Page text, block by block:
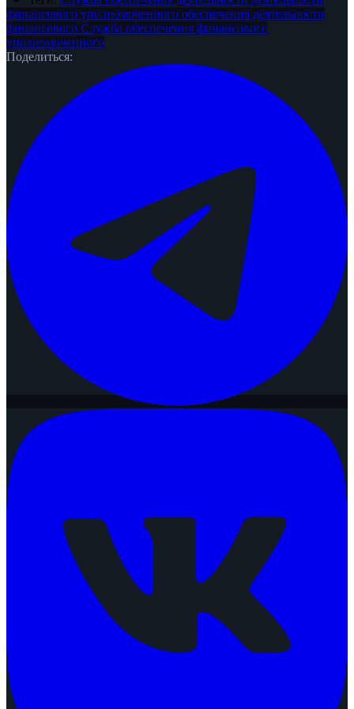
финансового уполномоченного обеспечения деятельности
финансового Служба обеспечения финансового
уполномоченного
Поделиться: